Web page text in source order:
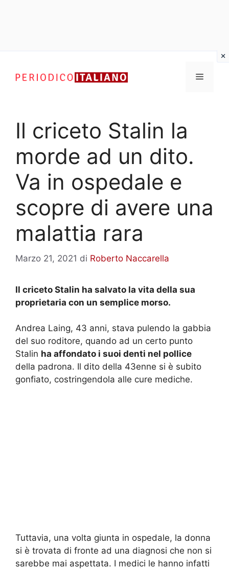
contenuto
Menu
Il criceto Stalin la
morde ad un dito.
Va in ospedale e
scopre di avere una
malattia rara
Marzo 21, 2021 di Roberto Naccarella
Il criceto Stalin ha salvato la vita della sua
proprietaria con un semplice morso.
Andrea Laing, 43 anni, stava pulendo la gabbia
del suo roditore, quando ad un certo punto
Stalin ha affondato i suoi denti nel pollice
della padrona. Il dito della 43enne si è subito
gonfiato, costringendola alle cure mediche.
Tuttavia, una volta giunta in ospedale, la donna
si è trovata di fronte ad una diagnosi che non si
sarebbe mai aspettata. I medici le hanno infatti